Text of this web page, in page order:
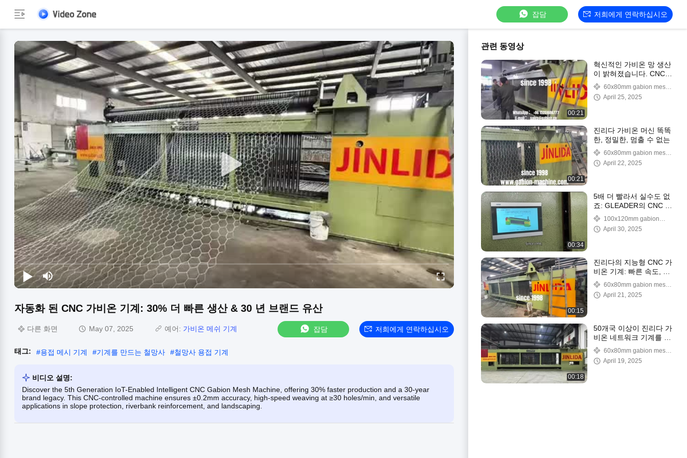
잡담 저희에게 연락하십시오
자동화 된 CNC 가비온 기계: 30% 더 빠른 생산 & 30 년 브랜드 유산
다른 화면 May 07, 2025 예어: 가비온 메쉬 기계 잡담 저희에게 연락하십시오
태그: #용접 메시 기계 #기계를 만드는 철망사 #철망사 용접 기계
비디오 설명:
Discover the 5th Generation IoT-Enabled Intelligent CNC Gabion Mesh Machine, offering 30% faster production and a 30-year
brand legacy. This CNC-controlled machine ensures ±0.2mm accuracy, high-speed weaving at ≥30 holes/min, and versatile
applications in slope protection, riverbank reinforcement, and landscaping.
관련 동영상
00:21
혁신적인 가비온 망 생산
이 밝혀졌습니다. CNC
자동화 및 엔지니어링 우
수성
60x80mm gabion mesh
machine
April 25, 2025
00:21
진리다 가비온 머신 똑똑
한, 정밀한, 멈출 수 없는
60x80mm gabion mesh
machine
April 22, 2025
00:34
5배 더 빨라서 실수도 없
죠: GLEADER의 CNC 가
비온 기계가 어떻게 글로
벌 엔지니어링을 지배하
는지
100x120mm gabion
machine machine
April 30, 2025
00:15
진리다의 지능형 CNC 가
비온 기계: 빠른 속도, 정
확성, 그리고 비교할 수
없는 성능!
60x80mm gabion mesh
machine
April 21, 2025
00:18
50개국 이상이 진리다 가
비온 네트워크 기계를 선
택합니다.
60x80mm gabion mesh
machine
April 19, 2025